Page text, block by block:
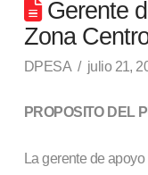
Gerente
Zona
DPESA julio 21,
PROPOSITO DEL
La gerente de